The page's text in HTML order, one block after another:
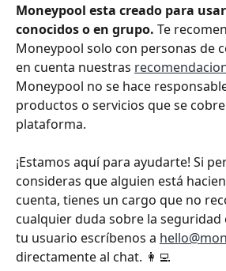
Moneypool esta creado para
conocidos o en grupo. Te
Moneypool solo con personas de
en cuenta nuestras
Moneypool no se hace
productos o servicios que se
plataforma.
¡Estamos aquí para ayudarte! Si
consideras que alguien está
cuenta, tienes un cargo que no
cualquier duda sobre la
tu usuario escríbenos a
directamente al chat. 👩‍💻